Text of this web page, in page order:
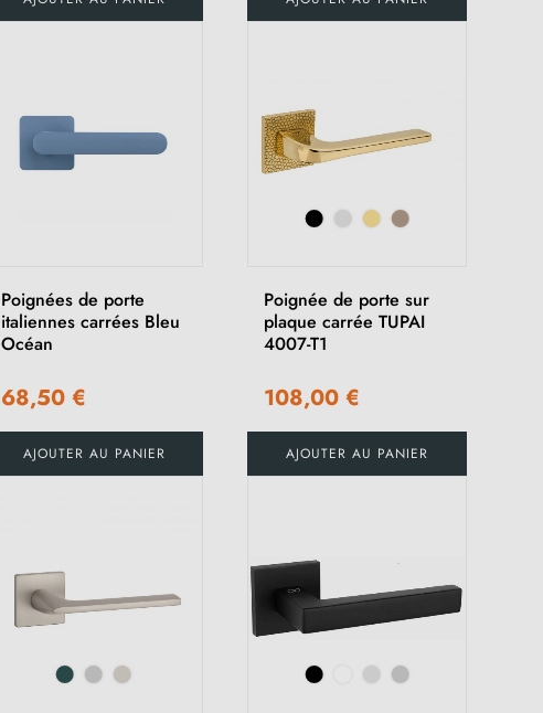
Poignées de porte
italiennes carrées Bleu
Océan
68,50 €
AJOUTER AU PANIER
Poignée de porte sur
plaque carrée TUPAI
4007-T1
108,00 €
AJOUTER AU PANIER